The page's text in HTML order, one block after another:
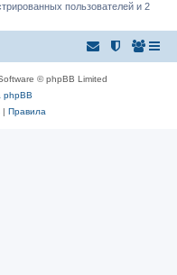
пользователей и 2
© phpBB Limited
phpBB
| Правила